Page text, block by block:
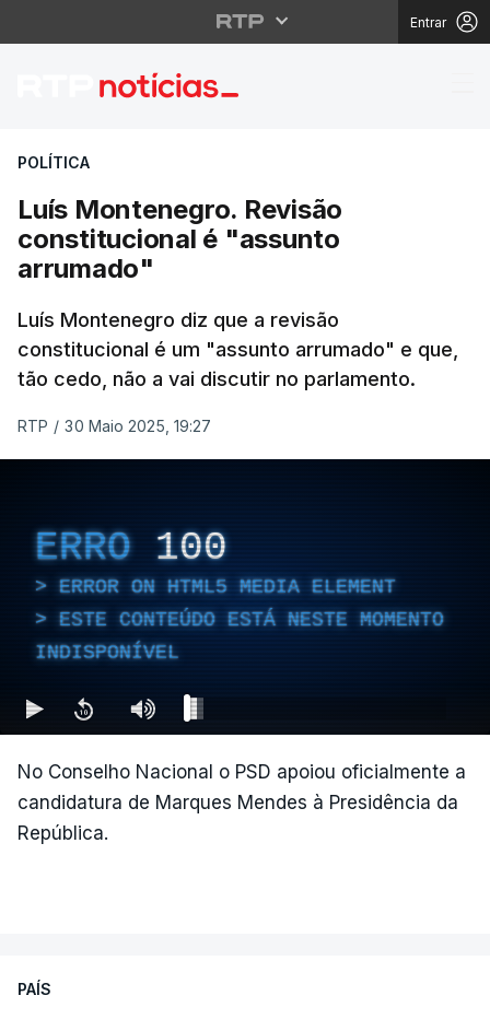
Entrar
Luís Montenegro.
POLÍTICA
Luís Montenegro. Revisão
constitucional é "assunto
arrumado"
Luís Montenegro diz que a revisão
constitucional é um "assunto arrumado" e que,
tão cedo, não a vai discutir no parlamento.
RTP / 30 Maio 2025, 19:27
ERRO 100
ERROR ON HTML5 MEDIA ELEMENT
ESTE CONTEÚDO ESTÁ NESTE MOMENTO
INDISPONÍVEL
No Conselho Nacional o PSD apoiou oficialmente a
candidatura de Marques Mendes à Presidência da
República.
PAÍS